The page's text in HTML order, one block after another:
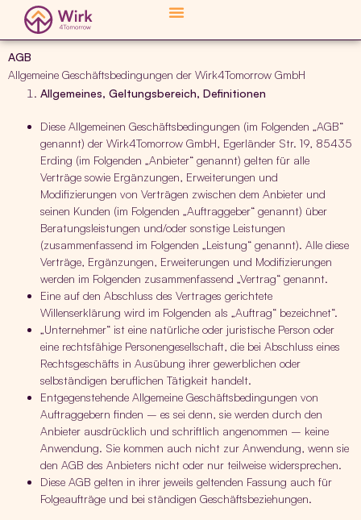
AGB
Allgemeine Geschäftsbedingungen der Wirk4Tomorrow GmbH
Allgemeines, Geltungsbereich, Definitionen
Diese Allgemeinen Geschäftsbedingungen (im Folgenden „AGB“
genannt) der Wirk4Tomorrow GmbH, Egerländer Str. 19, 85435
Erding (im Folgenden „Anbieter“ genannt) gelten für alle
Verträge sowie Ergänzungen, Erweiterungen und
Modifizierungen von Verträgen zwischen dem Anbieter und
seinen Kunden (im Folgenden „Auftraggeber“ genannt) über
Beratungsleistungen und/oder sonstige Leistungen
(zusammenfassend im Folgenden „Leistung“ genannt). Alle diese
Verträge, Ergänzungen, Erweiterungen und Modifizierungen
werden im Folgenden zusammenfassend „Vertrag“ genannt.
Eine auf den Abschluss des Vertrages gerichtete
Willenserklärung wird im Folgenden als „Auftrag“ bezeichnet“.
„Unternehmer“ ist eine natürliche oder juristische Person oder
eine rechtsfähige Personengesellschaft, die bei Abschluss eines
Rechtsgeschäfts in Ausübung ihrer gewerblichen oder
selbständigen beruflichen Tätigkeit handelt.
Entgegenstehende Allgemeine Geschäftsbedingungen von
Auftraggebern finden – es sei denn, sie werden durch den
Anbieter ausdrücklich und schriftlich angenommen – keine
Anwendung. Sie kommen auch nicht zur Anwendung, wenn sie
den AGB des Anbieters nicht oder nur teilweise widersprechen.
Diese AGB gelten in ihrer jeweils geltenden Fassung auch für
Folgeaufträge und bei ständigen Geschäftsbeziehungen.